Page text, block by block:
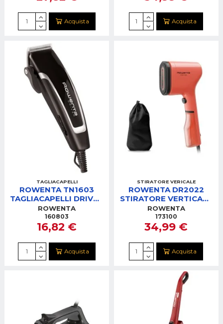
Acquista Acquista
TAGLIACAPELLI
ROWENTA TN1603
TAGLIACAPELLI DRIVER
EASY
ROWENTA
160803
16,82 €
Acquista
STIRATORE VERICALE
ROWENTA DR2022
STIRATORE VERTICALE
PURE POP CORAL
ROWENTA
173100
34,99 €
Acquista